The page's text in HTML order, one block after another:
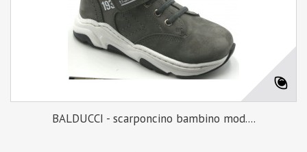
BALDUCCI - scarponcino bambino mod....